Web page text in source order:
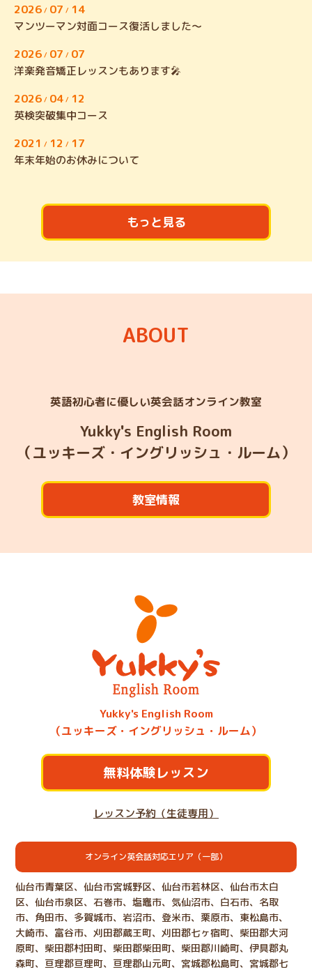
2026 / 07 / 14
マンツーマン対面コース復活しました～
2026 / 07 / 07
洋楽発音矯正レッスンもあります🎤
2026 / 04 / 12
英検突破集中コース
2021 / 12 / 17
年末年始のお休みについて
もっと見る
ABOUT
英語初心者に優しい英会話オンライン教室
Yukky's English Room
（ユッキーズ・イングリッシュ・ルーム）
教室情報
Yukky's English Room
（ユッキーズ・イングリッシュ・ルーム）
無料体験レッスン
レッスン予約（生徒専用）
オンライン英会話対応エリア（一部）
仙台市青葉区、仙台市宮城野区、仙台市若林区、仙台市太白
区、仙台市泉区、石巻市、塩竈市、気仙沼市、白石市、名取
市、角田市、多賀城市、岩沼市、登米市、栗原市、東松島市、
大崎市、富谷市、刈田郡蔵王町、刈田郡七ヶ宿町、柴田郡大河
原町、柴田郡村田町、柴田郡柴田町、柴田郡川崎町、伊具郡丸
森町、亘理郡亘理町、亘理郡山元町、宮城郡松島町、宮城郡七